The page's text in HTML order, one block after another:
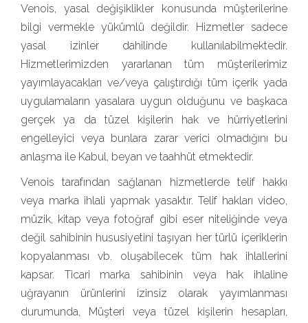
Venois, yasal değişiklikler konusunda müşterilerine
bilgi vermekle yükümlü değildir. Hizmetler sadece
yasal izinler dahilinde kullanılabilmektedir.
Hizmetlerimizden yararlanan tüm müşterilerimiz
yayımlayacakları ve/veya çalıştırdığı tüm içerik yada
uygulamaların yasalara uygun olduğunu ve başkaca
gerçek ya da tüzel kişilerin hak ve hürriyetlerini
engelleyici veya bunlara zarar verici olmadığını bu
anlaşma ile Kabul, beyan ve taahhüt etmektedir.
Venois tarafından sağlanan hizmetlerde telif hakkı
veya marka ihlali yapmak yasaktır. Telif hakları video,
müzik, kitap veya fotoğraf gibi eser niteliğinde veya
değil sahibinin hususiyetini taşıyan her türlü içeriklerin
kopyalanması vb. oluşabilecek tüm hak ihlallerini
kapsar. Ticari marka sahibinin veya hak ihlaline
uğrayanın ürünlerini izinsiz olarak yayımlanması
durumunda, Müşteri veya tüzel kişilerin hesapları,